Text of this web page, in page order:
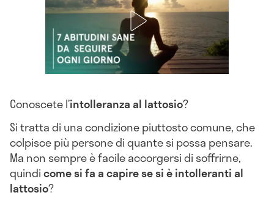
Conoscete l’intolleranza al lattosio?
Si tratta di una condizione piuttosto comune, che
colpisce più persone di quante si possa pensare.
Ma non sempre è facile accorgersi di soffrirne,
quindicome si fa a capire se si è intolleranti al
lattosio?